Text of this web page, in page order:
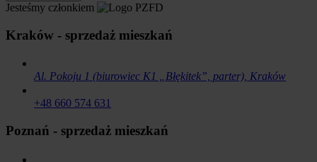
Jesteśmy członkiem
Kraków - sprzedaż mieszkań
Al. Pokoju 1 (biurowiec K1 „Błękitek”, parter), Kraków
+48 660 574 631
Poznań - sprzedaż mieszkań